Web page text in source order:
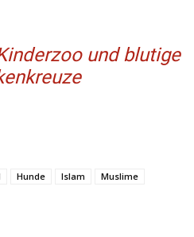
und blutige
Hunde Islam
Muslime